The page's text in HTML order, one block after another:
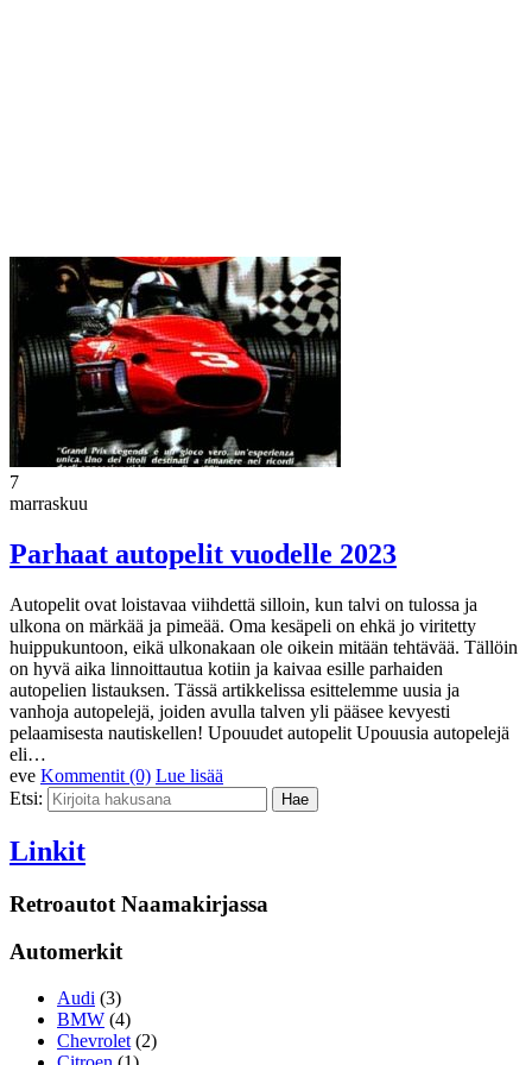
7
marraskuu
Parhaat autopelit vuodelle 2023
Autopelit ovat loistavaa viihdettä silloin, kun talvi on tulossa ja
ulkona on märkää ja pimeää. Oma kesäpeli on ehkä jo viritetty
huippukuntoon, eikä ulkonakaan ole oikein mitään tehtävää. Tällöin
on hyvä aika linnoittautua kotiin ja kaivaa esille parhaiden
autopelien listauksen. Tässä artikkelissa esittelemme uusia ja
vanhoja autopelejä, joiden avulla talven yli pääsee kevyesti
pelaamisesta nautiskellen! Upouudet autopelit Upouusia autopelejä
eli…
eve Kommentit (0) Lue lisää
Etsi:
Linkit
Retroautot Naamakirjassa
Automerkit
Audi (3)
BMW (4)
Chevrolet (2)